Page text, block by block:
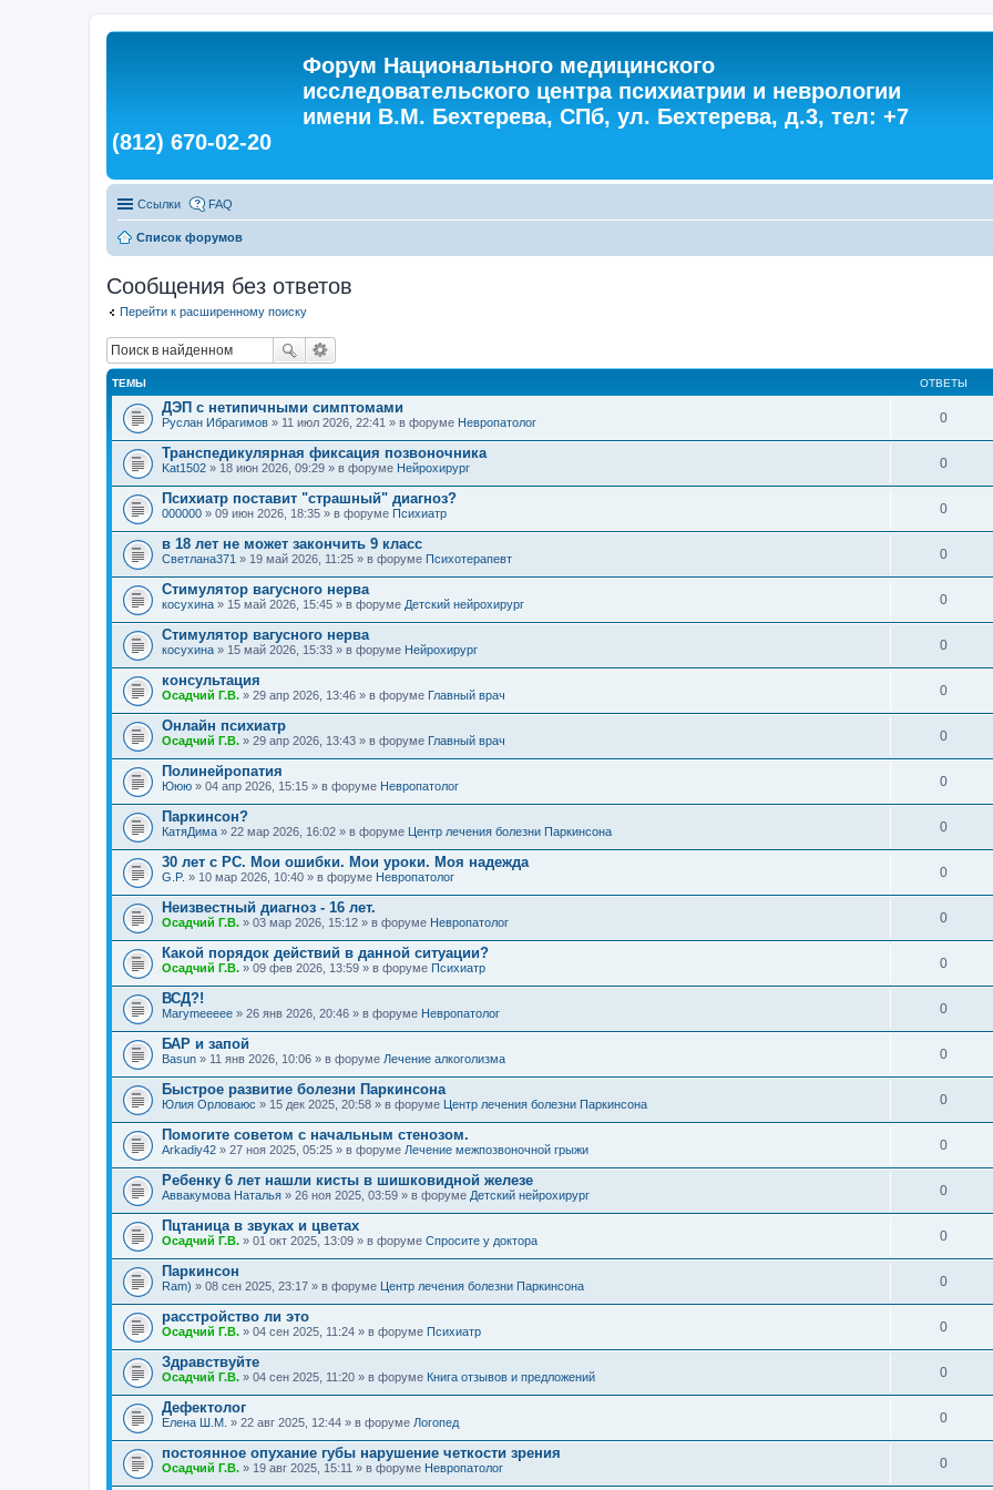
Форум Национального медицинского
исследовательского центра психиатрии и неврологии
имени В.М. Бехтерева, СПб, ул. Бехтерева, д.3, тел: +7
(812) 670-02-20
Ссылки FAQ
Список форумов
Сообщения без ответов
Перейти к расширенному поиску
ТЕМЫ ОТВЕТЫ
ДЭП с нетипичными симптомами
Руслан Ибрагимов » 11 июл 2026, 22:41 » в форуме Невропатолог 0
Транспедикулярная фиксация позвоночника
Kat1502 » 18 июн 2026, 09:29 » в форуме Нейрохирург 0
Психиатр поставит "страшный" диагноз?
000000 » 09 июн 2026, 18:35 » в форуме Психиатр 0
в 18 лет не может закончить 9 класс
Светлана371 » 19 май 2026, 11:25 » в форуме Психотерапевт 0
Стимулятор вагусного нерва
косухина » 15 май 2026, 15:45 » в форуме Детский нейрохирург 0
Стимулятор вагусного нерва
косухина » 15 май 2026, 15:33 » в форуме Нейрохирург 0
консультация
Осадчий Г.В. » 29 апр 2026, 13:46 » в форуме Главный врач 0
Онлайн психиатр
Осадчий Г.В. » 29 апр 2026, 13:43 » в форуме Главный врач 0
Полинейропатия
Ююю » 04 апр 2026, 15:15 » в форуме Невропатолог 0
Паркинсон?
КатяДима » 22 мар 2026, 16:02 » в форуме Центр лечения болезни Паркинсона 0
30 лет с РС. Мои ошибки. Мои уроки. Моя надежда
G.P. » 10 мар 2026, 10:40 » в форуме Невропатолог 0
Неизвестный диагноз - 16 лет.
Осадчий Г.В. » 03 мар 2026, 15:12 » в форуме Невропатолог 0
Какой порядок действий в данной ситуации?
Осадчий Г.В. » 09 фев 2026, 13:59 » в форуме Психиатр 0
ВСД?!
Marymeeeee » 26 янв 2026, 20:46 » в форуме Невропатолог 0
БАР и запой
Basun » 11 янв 2026, 10:06 » в форуме Лечение алкоголизма 0
Быстрое развитие болезни Паркинсона
Юлия Орловаюс » 15 дек 2025, 20:58 » в форуме Центр лечения болезни Паркинсона 0
Помогите советом с начальным стенозом.
Arkadiy42 » 27 ноя 2025, 05:25 » в форуме Лечение межпозвоночной грыжи 0
Ребенку 6 лет нашли кисты в шишковидной железе
Аввакумова Наталья » 26 ноя 2025, 03:59 » в форуме Детский нейрохирург 0
Пцтаница в звуках и цветах
Осадчий Г.В. » 01 окт 2025, 13:09 » в форуме Спросите у доктора 0
Паркинсон
Ram) » 08 сен 2025, 23:17 » в форуме Центр лечения болезни Паркинсона 0
расстройство ли это
Осадчий Г.В. » 04 сен 2025, 11:24 » в форуме Психиатр 0
Здравствуйте
Осадчий Г.В. » 04 сен 2025, 11:20 » в форуме Книга отзывов и предложений 0
Дефектолог
Елена Ш.М. » 22 авг 2025, 12:44 » в форуме Логопед 0
постоянное опухание губы нарушение четкости зрения
Осадчий Г.В. » 19 авг 2025, 15:11 » в форуме Невропатолог 0